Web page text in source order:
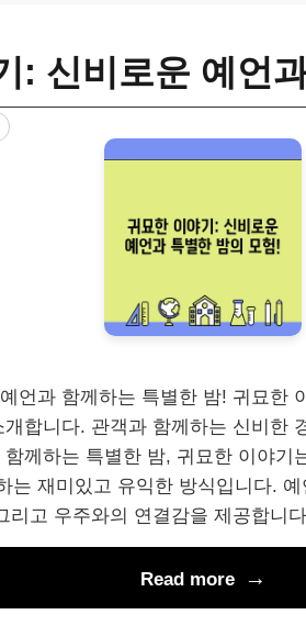
: 신비로운 예언
언과 함께하는 특별한 밤! 귀묘한
합니다. 관객과 함께하는 신비한
께하는 특별한 밤, 귀묘한 이야기
는 재미있고 유익한 방식입니다.
리고 우주와의 연결감을 제공합니
Read more